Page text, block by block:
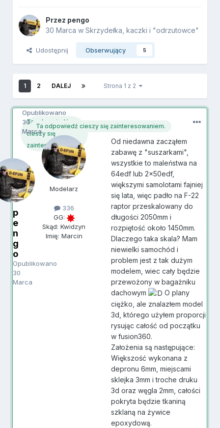
Przez pengo
30 Marca wSkrzydełka, kaczki i "odrzutowce"
Udostępnij Obserwujący 5
1 2 DALEJ Strona 1 z 2
Ta odpowiedź
cieszy się
zainteresowaniem.
p
e
n
g
o
Opublikowano
30
Marca
pengo
Modelarz
336
GG:
Skąd: Kwidzyn
Imię: Marcin
Ta odpowiedź cieszy się zainteresowaniem.
Opublikowano
30
Marca
Od niedawna zacząłem
zabawę z "suszarkami",
wszystkie to maleństwa na
64edf lub 2x50edf,
większymi samolotami fajniej
się lata, więc padło na F-22
raptor przeskalowany do
długości 2050mm i
rozpiętość około 1450mm.
Dlaczego taka skala? Mam
niewielki samochód i
problem jest z tak dużym
modelem, wiec cały będzie
przewożony w bagażniku
dachowym
O plany
ciężko, ale znalazłem model
3d, którego użyłem proporcji
rysując całość od początku
w fusion360.
Założenia są następujące:
Większość wykonana z
depronu 6mm, miejscami
sklejka 3mm i troche druku
3d oraz węgla 2mm, całości
pokryta będzie tkaniną
szklaną na żywice
epoxydową.